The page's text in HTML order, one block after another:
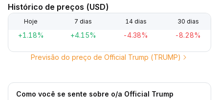
Histórico de preços (USD)
Hoje 7 dias 14 dias 30 dias
+1.18% +4.15% -4.38% -8.28%
Previsão do preço de Official Trump (TRUMP)
Como você se sente sobre o/a Official Trump